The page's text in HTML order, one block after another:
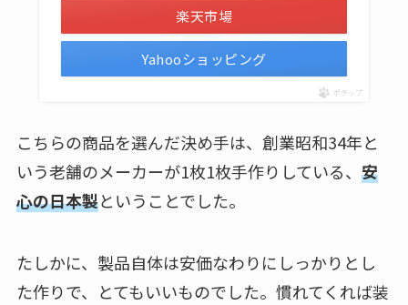
楽天市場
Yahooショッピング
ポチップ
こちらの商品を選んだ決め手は、創業昭和34年と
いう老舗のメーカーが1枚1枚手作りしている、 安
心の日本製ということでした。
たしかに、製品自体は安価なわりにしっかりとし
た作りで、とてもいいものでした。慣れてくれば装